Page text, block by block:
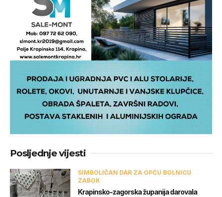
Posljednje vijesti
SIMBOLIČAN DAR ZA OPĆU BOLNICU
ZABOK
Krapinsko-zagorska županija darovala